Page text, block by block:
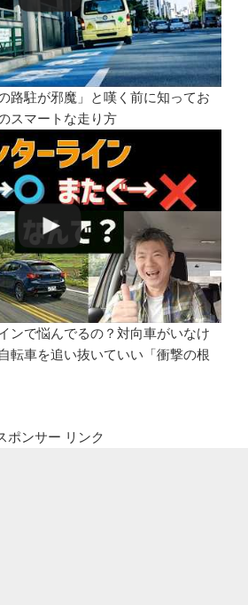
路駐が邪魔」と嘆く前に知ってお
スマートな走り方
ンで悩んでるの？対向車がいなけ
転車を追い抜いていい「衝撃の根
ポンサー リンク